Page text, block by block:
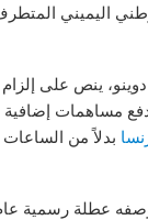
اليميني المتطرف
مساهمات إضافية
بدلاً من الساعات